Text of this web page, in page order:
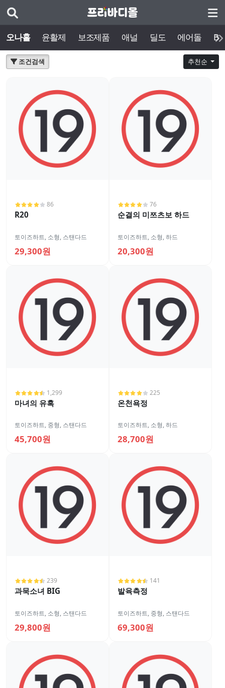
오나홀 윤활제 보조제품 애널 딜도 에어돌
조건검색 추천순
86
R20
토이즈하트, 소형, 스탠다드
29,300원
76
순결의 미쯔츠보 하드
토이즈하트, 소형,하드
20,300원
1,299
마녀의 유혹
토이즈하트, 중형, 스탠다드
45,700원
225
온천욕정
토이즈하트, 소형,하드
28,700원
239
과묵소녀 BIG
토이즈하트, 소형, 스탠다드
29,800원
141
발육측정
토이즈하트, 중형, 스탠다드
69,300원